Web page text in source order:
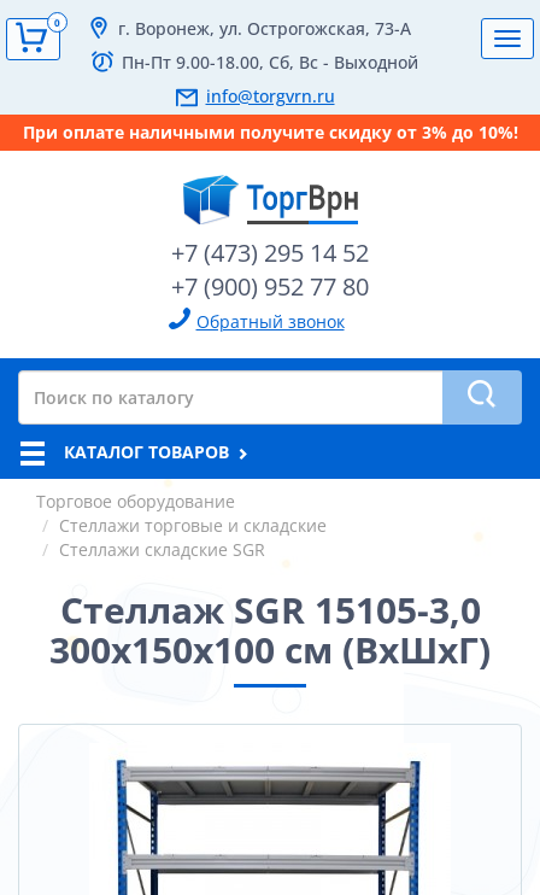
г. Воронеж, ул. Острогожская, 73-А
Пн-Пт 9.00-18.00, Сб, Вс - Выходной
info@torgvrn.ru
При оплате наличными получите скидку от 3% до 10%!
+7 (473) 295 14 52
+7 (900) 952 77 80
Обратный звонок
0
КАТАЛОГ ТОВАРОВ
Торговое оборудование
Стеллажи торговые и складские
Стеллажи складские SGR
Стеллаж SGR 15105-3,0
300x150x100 см (ВхШхГ)